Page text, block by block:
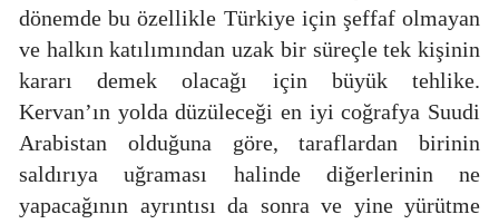
dönemde bu özellikle Türkiye için şeffaf olmayan
ve halkın katılımından uzak bir süreçle tek kişinin
kararı demek olacağı için büyük tehlike.
Kervan’ın yolda düzüleceği en iyi coğrafya Suudi
Arabistan olduğuna göre, taraflardan birinin
saldırıya uğraması halinde diğerlerinin ne
yapacağının ayrıntısı da sonra ve yine yürütme